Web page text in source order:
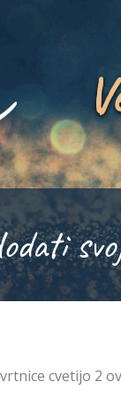
cvetijo 2